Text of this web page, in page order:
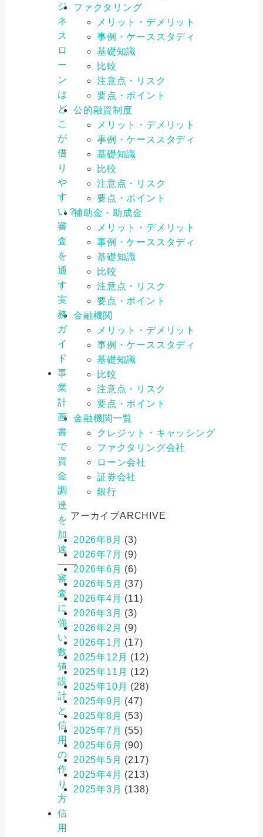
ジ
ネ
ス
ロ
ー
ン
は
ど
こ
が
借
り
や
す
い？
審
査
を
通
す
実
務
ガ
イ
ド
事
業
計
画
書
で
資
金
調
達
を
加
速
――
審
査
に
強
い
数
値
設
計
と
信
用
の
作
り
方
信
用
ファクタリング
メリット・デメリット
事例・ケーススタディ
基礎知識
比較
注意点・リスク
要点・ポイント
公的融資制度
メリット・デメリット
事例・ケーススタディ
基礎知識
比較
注意点・リスク
要点・ポイント
補助金・助成金
メリット・デメリット
事例・ケーススタディ
基礎知識
比較
注意点・リスク
要点・ポイント
金融機関
メリット・デメリット
事例・ケーススタディ
基礎知識
比較
注意点・リスク
要点・ポイント
金融機関一覧
クレジット・キャッシング
ファクタリング会社
ローン会社
証券会社
銀行
アーカイブARCHIVE
2026年8月 (3)
2026年7月 (9)
2026年6月 (6)
2026年5月 (37)
2026年4月 (11)
2026年3月 (3)
2026年2月 (9)
2026年1月 (17)
2025年12月 (12)
2025年11月 (12)
2025年10月 (28)
2025年9月 (47)
2025年8月 (53)
2025年7月 (55)
2025年6月 (90)
2025年5月 (217)
2025年4月 (213)
2025年3月 (138)